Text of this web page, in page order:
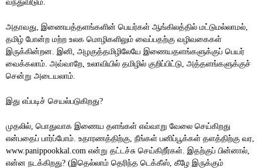
அதாவது இணையத்தளங்களின் பெயர்கள் ஆங்கிலத்தில் மட்டுமல்லாமல்
தமிழ் போன்ற மற்ற உலக மொழிகளிலும் வைப்பதற்கு வழிவகைகள்
இருக்கின்றன இனி அழகுத்தமிழிலேயே இணையதளங்களுக்குப் பெயர்
வைக்கலாம் அவ்வாறே உலாவியில் தமிழில் குறிப்பிட்டு அத்தளங்களுக்குச்
சென்று அடையலாம்
இது எப்படிச் செயல்படுகிறது?
முதலில் பொதுவாக இணைய தளங்கள் எவ்வாறு வேலை செய்கிறது
என்பதைப் பார்ப்போம் உதாரணத்திற்கு நீங்கள் பனிப்பூக்கள் தளத்திற்கு வர
www.panippookkal.com என்று தட்டச்சு செய்கிறீர்கள் இதற்குப் பின்னால்
என்ன நடக்கிறது? (இதெல்லாம் தெரிந்த டெக்கீஸ் கீழே இருக்கும்